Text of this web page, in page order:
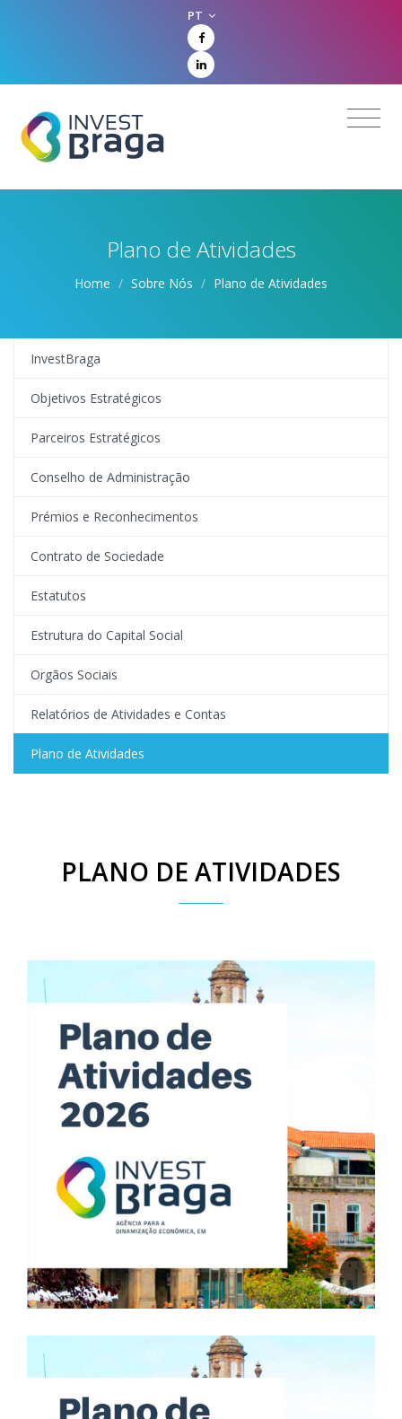
PT
Plano de Atividades
Home / Sobre Nós / Plano de Atividades
InvestBraga
Objetivos Estratégicos
Parceiros Estratégicos
Conselho de Administração
Prémios e Reconhecimentos
Contrato de Sociedade
Estatutos
Estrutura do Capital Social
Orgãos Sociais
Relatórios de Atividades e Contas
Plano de Atividades
PLANO DE ATIVIDADES